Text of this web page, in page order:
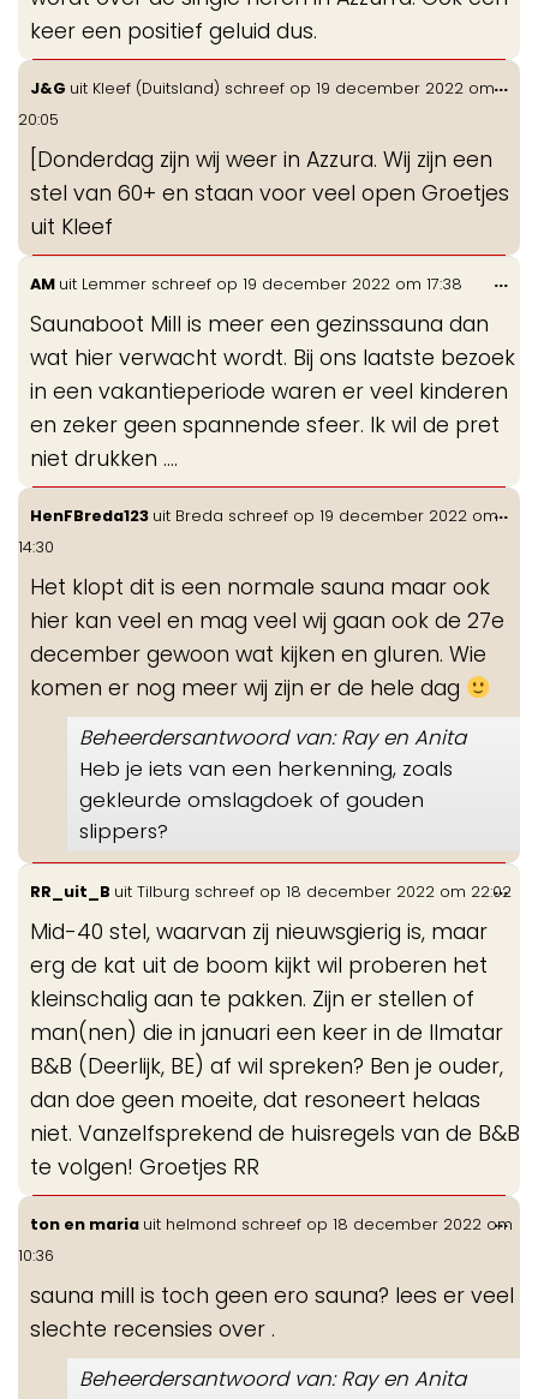
keer een positief geluid dus.
J&G uit Kleef (Duitsland) schreef op 19 december 2022 om
20:05
[Donderdag zijn wij weer in Azzura. Wij zijn een
stel van 60+ en staan voor veel open Groetjes
uit Kleef
...
AM uit Lemmer schreef op 19 december 2022 om 17:38
Saunaboot Mill is meer een gezinssauna dan
wat hier verwacht wordt. Bij ons laatste bezoek
in een vakantieperiode waren er veel kinderen
en zeker geen spannende sfeer. Ik wil de pret
niet drukken ….
...
HenFBreda123 uit Breda schreef op 19 december 2022 om
14:30
Het klopt dit is een normale sauna maar ook
hier kan veel en mag veel wij gaan ook de 27e
december gewoon wat kijken en gluren. Wie
komen er nog meer wij zijn er de hele dag
Beheerdersantwoord van: Ray en Anita
Heb je iets van een herkenning, zoals
gekleurde omslagdoek of gouden
slippers?
...
RR_uit_B uit Tilburg schreef op 18 december 2022 om 22:02
Mid-40 stel, waarvan zij nieuwsgierig is, maar
erg de kat uit de boom kijkt wil proberen het
kleinschalig aan te pakken. Zijn er stellen of
man(nen) die in januari een keer in de Ilmatar
B&B (Deerlijk, BE) af wil spreken? Ben je ouder,
dan doe geen moeite, dat resoneert helaas
niet. Vanzelfsprekend de huisregels van de B&B
te volgen! Groetjes RR
...
ton en maria uit helmond schreef op 18 december 2022 om
10:36
sauna mill is toch geen ero sauna? lees er veel
slechte recensies over .
Beheerdersantwoord van: Ray en Anita
...